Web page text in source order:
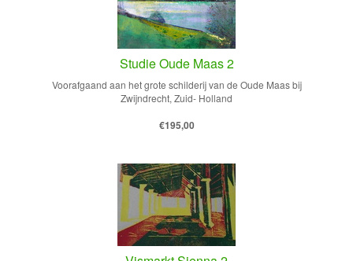
Studie Oude Maas 2
Voorafgaand aan het grote schilderij van de Oude Maas bij
Zwijndrecht, Zuid- Holland
€195,00